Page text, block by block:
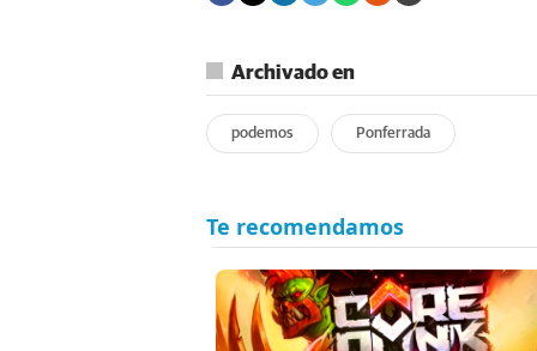
Archivado en
podemos Ponferrada